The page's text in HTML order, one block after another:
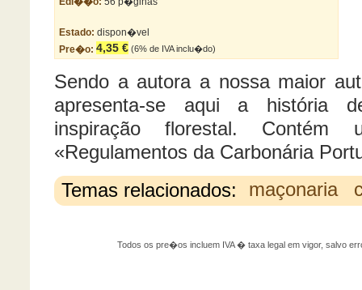
Estado: dispon�vel
Pre�o: 4,35 € (6% de IVA inclu�do)
Sendo a autora a nossa maior
apresenta-se aqui a história
inspiração florestal.
«Regulamentos da Carbonária
Temas relacionados:
maçonaria
Todos os pre�os incluem IVA � taxa legal em vigor, salvo